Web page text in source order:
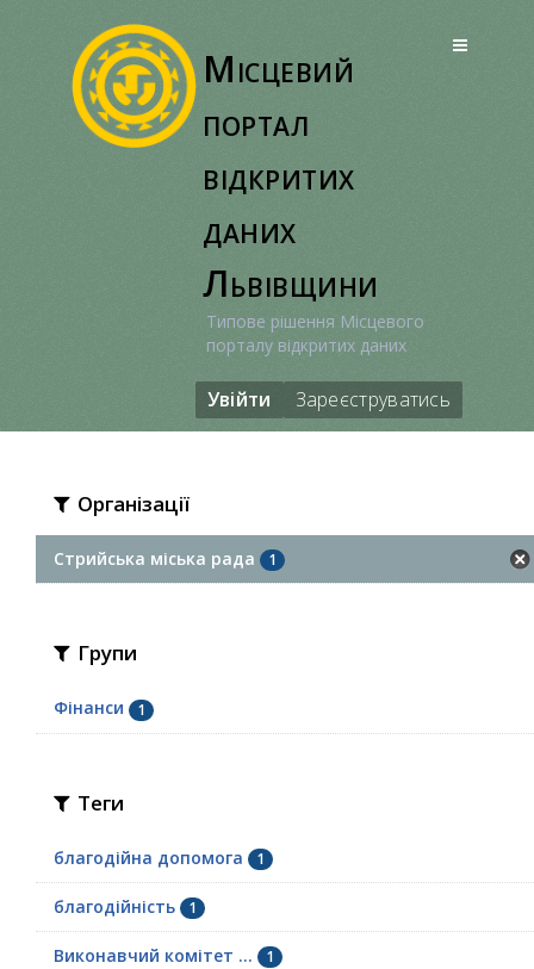
Місцевий
портал
відкритих
даних
Львівщини
Типове рішення Місцевого
порталу відкритих даних
Увійти Зареєструватись
Організації
Стрийська міська рада 1
Групи
Фінанси 1
Теги
благодійна допомога 1
благодійність 1
Виконавчий комітет ... 1